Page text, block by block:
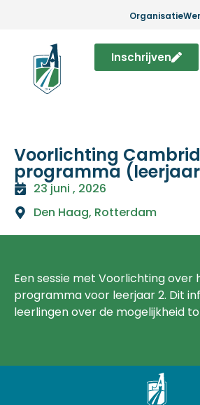
Organisatie
Inschrijven
Voorlichting
programma
23 juni , 2026
Den Haag, Rotterdam
Een sessie met Voorlichting over
programma voor leerjaar 2. Dit
leerlingen over de mogelijkheid